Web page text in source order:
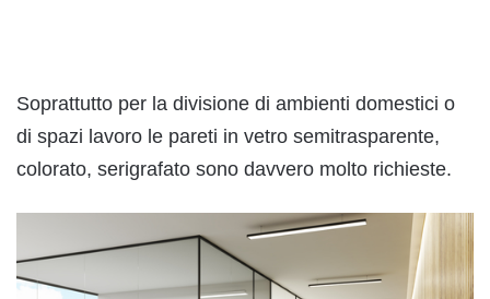
Soprattutto per la divisione di ambienti domestici o
di spazi lavoro le pareti in vetro semitrasparente,
colorato, serigrafato sono davvero molto richieste.